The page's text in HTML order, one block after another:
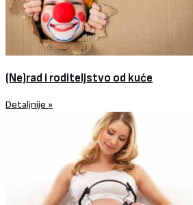
(Ne)rad i roditeljstvo od kuće
Detaljnije »